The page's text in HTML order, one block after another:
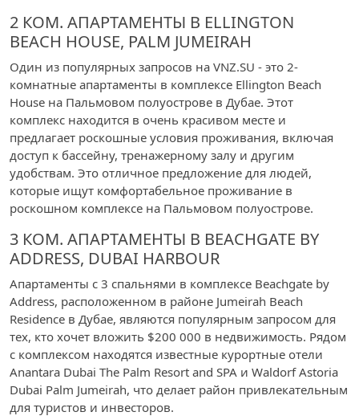
2 КОМ. АПАРТАМЕНТЫ В ELLINGTON
BEACH HOUSE, PALM JUMEIRAH
Один из популярных запросов на VNZ.SU - это 2-
комнатные апартаменты в комплексе Ellington Beach
House на Пальмовом полуострове в Дубае. Этот
комплекс находится в очень красивом месте и
предлагает роскошные условия проживания, включая
доступ к бассейну, тренажерному залу и другим
удобствам. Это отличное предложение для людей,
которые ищут комфортабельное проживание в
роскошном комплексе на Пальмовом полуострове.
3 КОМ. АПАРТАМЕНТЫ В BEACHGATE BY
ADDRESS, DUBAI HARBOUR
Апартаменты с 3 спальнями в комплексе Beachgate by
Address, расположенном в районе Jumeirah Beach
Residence в Дубае, являются популярным запросом для
тех, кто хочет вложить $200 000 в недвижимость. Рядом
с комплексом находятся известные курортные отели
Anantara Dubai The Palm Resort and SPA и Waldorf Astoria
Dubai Palm Jumeirah, что делает район привлекательным
для туристов и инвесторов.